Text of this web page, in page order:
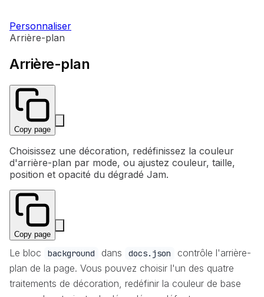
Personnaliser
Arrière-plan
Arrière-plan
Copy page
Choisissez une décoration, redéfinissez la couleur
d'arrière-plan par mode, ou ajustez couleur, taille,
position et opacité du dégradé Jam.
Copy page
Le bloc background dans docs.json
contrôle l'arrière-
plan de la page. Vous pouvez choisir l'un des quatre
traitements de décoration, redéfinir la couleur de base